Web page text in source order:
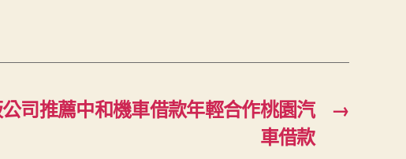
→
司推薦中和機車借款年輕合作桃園汽
車借款